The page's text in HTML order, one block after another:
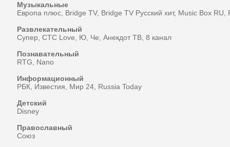
Музыкальные
Европа плюс, Bridge TV, Bridge TV Русский хит, Music Box
Развлекательный
Супер, СТС Love, Ю, Че, Анекдот ТВ, 8 канал
Познавательный
RTG, Nano
Информационный
РБК, Известия, Мир 24, Russia Today
Детский
Disney
Православный
Союз